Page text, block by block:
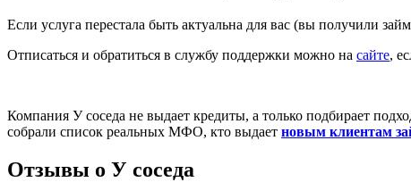
Если услуга перестала быть актуальна для вас (вы получили
Отписаться и обратиться в службу поддержки можно на сайте,
Компания У соседа не выдает кредиты, а только подбирает
собрали список реальных МФО, кто выдает новым клиентам
Отзывы о У соседа